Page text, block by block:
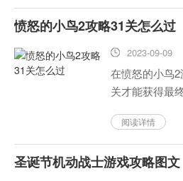
中，你将扮演
功法秘籍神功
愤怒的小鸟2攻略31关怎么过
2023-09-09
在愤怒的小鸟
关才能获得最
将为您提供一
关。...
阅读详情
圣诞节机动战士游戏攻略图文